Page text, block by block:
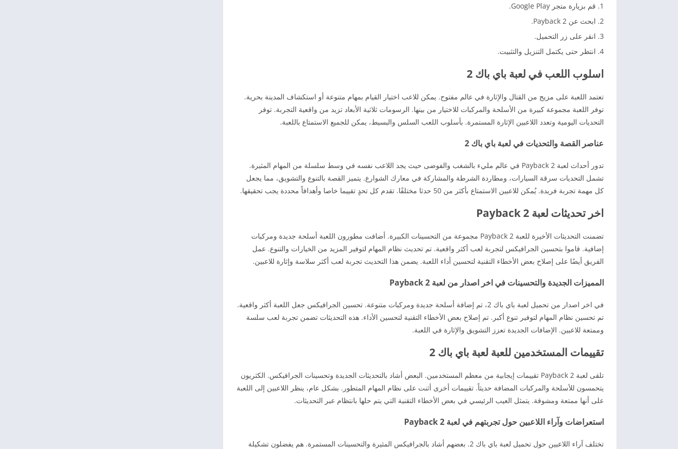
قم بزيارة متجر Google Play.
ابحث عن Payback 2.
انقر على زر التحميل.
انتظر حتى يكتمل التنزيل والتثبيت.
اسلوب اللعب في لعبة باي باك 2
تعتمد اللعبة على مزيج من القتال والإثارة في عالم مفتوح. يمكن للاعب اختيار القيام بمهام متنوعة أو استكشاف المدينة بحرية.
توفر اللعبة مجموعة كبيرة من الأسلحة والمركبات للاختيار من بينها. الرسومات ثلاثية الأبعاد تزيد من واقعية التجربة. توفر
التحديات اليومية وتعدد اللاعبين الإثارة المستمرة. بأسلوب اللعب السلس والبسيط، يمكن للجميع الاستمتاع باللعبة.
عناصر القصة والتحديات في لعبة باي باك 2
تدور أحداث لعبة Payback 2 في عالم مليء بالشغب والفوضى حيث يجد اللاعب نفسه في وسط سلسلة من المهام المثيرة.
تشمل التحديات سرقة السيارات، ومطاردة الشرطة والمشاركة في معارك الشوارع. يتميز القصة بالتنوع والتشويق، مما يجعل
كل مهمة تجربة فريدة. يُمكن للاعبين الاستمتاع بأكثر من 50 حدثا مختلفًا. تقدم كل تحدٍ تقييما خاصا وأهدافاً محددة يجب تحقيقها.
اخر تحديثات لعبة Payback 2
تضمنت التحديثات الأخيرة للعبة Payback 2 مجموعة من التحسينات الكبيرة. أضافت مطورون اللعبة أسلحة جديدة ومركبات
إضافية. قاموا بتحسين الجرافيكس لتجربة لعب أكثر واقعية. تم تحديث نظام المهام لتوفير المزيد من الخيارات والتنوع. عمل
الفريق أيضًا على إصلاح بعض الأخطاء التقنية لتحسين أداء اللعبة. يضمن هذا التحديث تجربة لعب أكثر سلاسة وإثارة للاعبين.
المميزات الجديدة والتحسينات في اخر اصدار من لعبة Payback 2
في اخر اصدار من تحميل لعبة باي باك 2، تم إضافة أسلحة جديدة ومركبات متنوعة. تحسين الجرافيكس جعل اللعبة أكثر واقعية.
تم تحسين نظام المهام لتوفير تنوع أكبر. تم إصلاح بعض الأخطاء التقنية لتحسين الأداء. هذه التحديثات تضمن تجربة لعب سلسة
وممتعة للاعبين. الإضافات الجديدة تعزز التشويق والإثارة في اللعبة.
تقييمات المستخدمين للعبة لعبة باي باك 2
تلقى لعبة Payback 2 تقييمات إيجابية من معظم المستخدمين. البعض أشاد بالتحديثات الجديدة وتحسينات الجرافيكس. الكثريون
يتحمسون للأسلحة والمركبات المضافة حديثاً. تقييمات أخرى أثنت على نظام المهام المتطور. بشكل عام، ينظر اللاعبين إلى اللعبة
على أنها ممتعة ومشوقة. يتمثل العيب الرئيسي في بعض الأخطاء التقنية التي يتم حلها بانتظام عبر التحديثات.
استعراضات وآراء اللاعبين حول تجربتهم في لعبة Payback 2
تختلف آراء اللاعبين حول تحميل لعبة باي باك 2. بعضهم أشاد بالجرافيكس المثيرة والتحسينات المستمرة. هم يفضلون تشكيلة